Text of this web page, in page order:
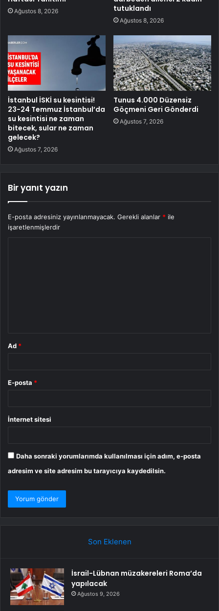
Ağustos 8, 2026
tutuklandı
Ağustos 8, 2026
İstanbul İSKİ su kesintisi!
23-24 Temmuz İstanbul’da
su kesintisi ne zaman
bitecek, sular ne zaman
gelecek?
Ağustos 7, 2026
Tunus 4.000 Düzensiz
Göçmeni Geri Gönderdi
Ağustos 7, 2026
Bir yanıt yazın
E-posta adresiniz yayınlanmayacak. Gerekli alanlar * ile
işaretlenmişlerdir
Ad *
E-posta *
İnternet sitesi
Daha sonraki yorumlarımda kullanılması için adım, e-posta
adresim ve site adresim bu tarayıcıya kaydedilsin.
Son Eklenen
İsrail-Lübnan müzakereleri Roma’da
yapılacak
Ağustos 9, 2026